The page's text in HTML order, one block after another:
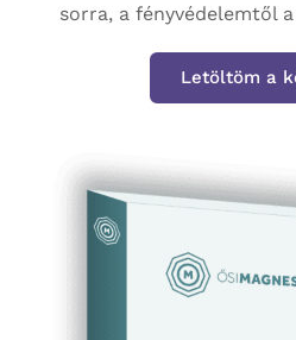
sorra, a fényvédelemtől
Letöltöm a